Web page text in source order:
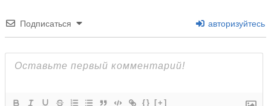
Подписаться авторизуйтесь
{} [+]